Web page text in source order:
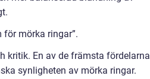
mörka ringar”.
kritik. En av de främsta fördelarna
synligheten av mörka ringar.